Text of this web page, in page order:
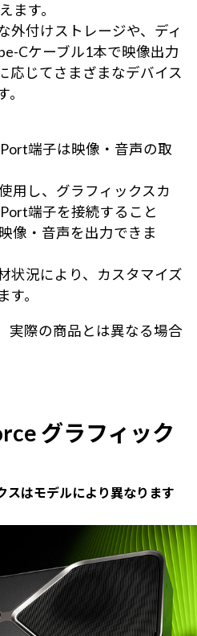
ます。
外付けストレージや、ディ
Cケーブル1本で映像出力
応じてさまざまなデバイス
端子は映像・音声の取
用し、グラフィックスカ
端子を接続すること
像・音声を出力できま
状況により、カスタマイズ
。
実際の商品とは異なる場合
グラフィック
はモデルにより異なります